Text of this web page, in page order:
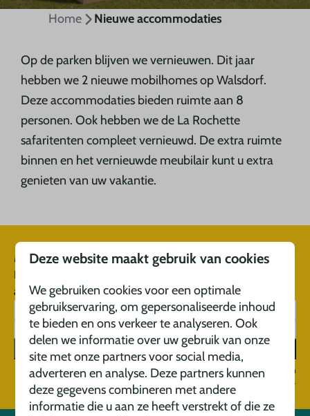
Home Nieuwe accommodaties
Op de parken blijven we vernieuwen. Dit jaar
hebben we 2 nieuwe mobilhomes op Walsdorf.
Deze accommodaties bieden ruimte aan 8
personen. Ook hebben we de La Rochette
safaritenten compleet vernieuwd. De extra ruimte
binnen en het vernieuwde meubilair kunt u extra
genieten van uw vakantie.
Meld u aan voor onze nieuwsbrief
En mis niets van onze laatste updates en
aanbiedingen
Aanmelden
Beveiligd door reCaptcha,privacybeleid enservicevoorwaarden
zijn van
toepassing.
Deze website maakt gebruik van cookies
We gebruiken cookies voor een optimale
gebruikservaring, om gepersonaliseerde inhoud
te bieden en ons verkeer te analyseren. Ook
delen we informatie over uw gebruik van onze
site met onze partners voor social media,
adverteren en analyse. Deze partners kunnen
deze gegevens combineren met andere
informatie die u aan ze heeft verstrekt of die ze